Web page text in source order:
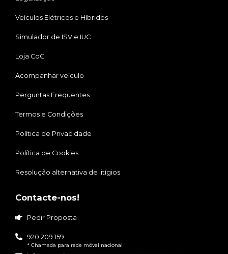
Veículos Elétricos e Híbridos
Simulador de ISV e IUC
Loja CoC
Acompanhar veículo
Perguntas Frequentes
Termos e Condições
Política de Privacidade
Política de Cookies
Resolução alternativa de litígios
Contacte-nos!
Pedir Proposta
920 209 159
* Chamada para rede móvel nacional